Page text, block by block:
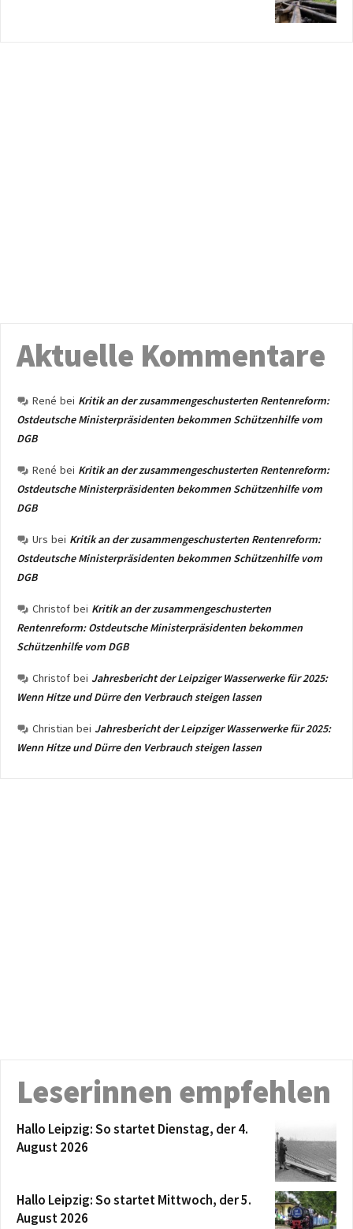
Aktuelle Kommentare
René bei Kritik an der zusammengeschusterten Rentenreform:
Ostdeutsche Ministerpräsidenten bekommen Schützenhilfe vom
DGB
René bei Kritik an der zusammengeschusterten Rentenreform:
Ostdeutsche Ministerpräsidenten bekommen Schützenhilfe vom
DGB
Urs bei Kritik an der zusammengeschusterten Rentenreform:
Ostdeutsche Ministerpräsidenten bekommen Schützenhilfe vom
DGB
Christof bei Kritik an der zusammengeschusterten
Rentenreform: Ostdeutsche Ministerpräsidenten bekommen
Schützenhilfe vom DGB
Christof bei Jahresbericht der Leipziger Wasserwerke für 2025:
Wenn Hitze und Dürre den Verbrauch steigen lassen
Christian bei Jahresbericht der Leipziger Wasserwerke für 2025:
Wenn Hitze und Dürre den Verbrauch steigen lassen
Leserinnen empfehlen
Hallo Leipzig: So startet Dienstag, der 4.
August 2026
Hallo Leipzig: So startet Mittwoch, der 5.
August 2026